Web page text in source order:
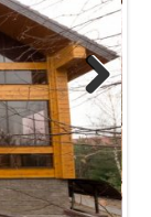
Next